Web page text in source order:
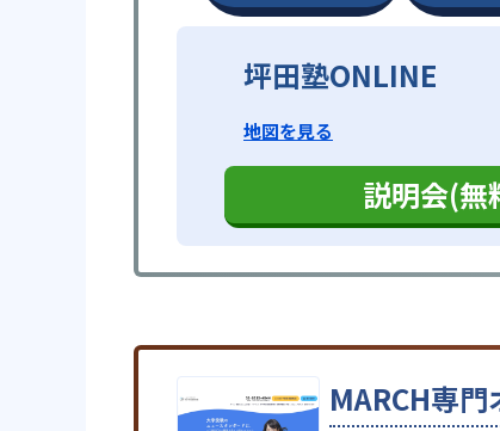
坪田塾ONLINE
地図を見る
説明会(無
MARCH専